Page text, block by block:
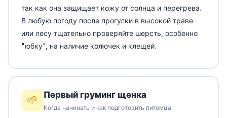
так как она защищает кожу от солнца и перегрева.
В любую погоду после прогулки в высокой траве
или лесу тщательно проверяйте шерсть, особенно
"юбку", на наличие колючек и клещей.
🌱 Первый груминг щенка
Когда начинать и как подготовить питомца